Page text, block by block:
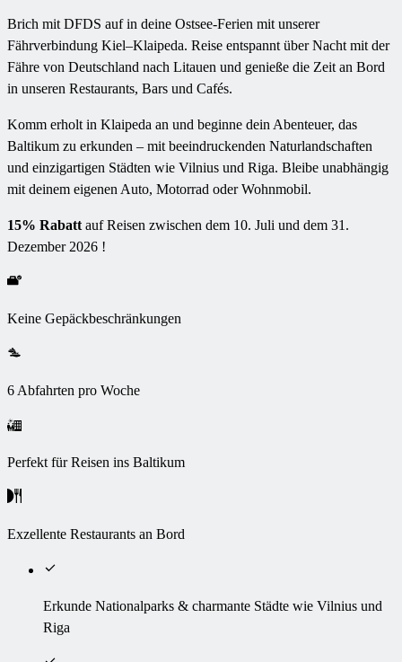
Brich mit DFDS auf in deine Ostsee-Ferien mit unserer
Fährverbindung Kiel–Klaipeda. Reise entspannt über Nacht mit der
Fähre von Deutschland nach Litauen und genieße die Zeit an Bord
in unseren Restaurants, Bars und Cafés.
Komm erholt in Klaipeda an und beginne dein Abenteuer, das
Baltikum zu erkunden – mit beeindruckenden Naturlandschaften
und einzigartigen Städten wie Vilnius und Riga. Bleibe unabhängig
mit deinem eigenen Auto, Motorrad oder Wohnmobil.
15% Rabatt auf Reisen zwischen dem 10. Juli und dem 31.
Dezember 2026 !
Keine Gepäckbeschränkungen
6 Abfahrten pro Woche
Perfekt für Reisen ins Baltikum
Exzellente Restaurants an Bord
Erkunde Nationalparks & charmante Städte wie Vilnius und
Riga